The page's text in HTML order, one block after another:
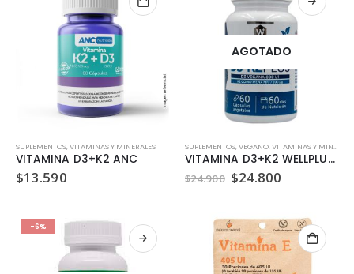
SUPLEMENTOS,VITAMINAS Y MINERALES
VITAMINA D3+K2 ANC
$13.590
AGOTADO
SUPLEMENTOS,VEGANO,VITAMINAS Y MINERALES
VITAMINA D3+K2 WELLPLUS 60 CAPSULAS
$24.900 El
precio
era:
$24.900.
$24.800
es:
$24.800.
-6%